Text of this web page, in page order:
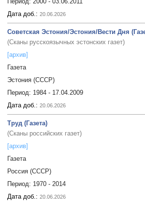
Дата доб.: 20.06.2026
Советская Эстония/Эстония/Вести Дня
(Сканы русскоязычных эстонских газет)
[архив]
Газета
Эстония (СССР)
Период: 1984 - 17.04.2009
Дата доб.: 20.06.2026
Труд (Газета)
(Сканы российских газет)
[архив]
Газета
Россия (СССР)
Период: 1970 - 2014
Дата доб.: 20.06.2026